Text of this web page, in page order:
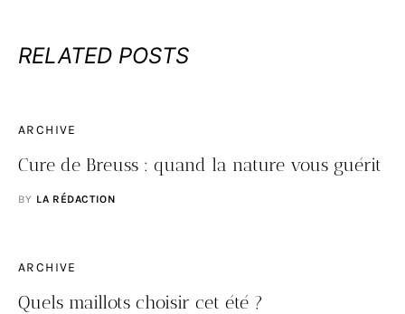
RELATED POSTS
ARCHIVE
Cure de Breuss : quand la nature vous guérit
BY LA RÉDACTION
ARCHIVE
Quels maillots choisir cet été ?